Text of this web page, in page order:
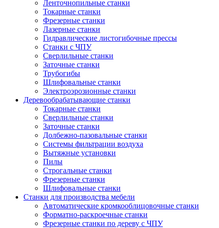
Ленточнопильные станки
Токарные станки
Фрезерные станки
Лазерные станки
Гидравлические листогибочные прессы
Станки с ЧПУ
Сверлильные станки
Заточные станки
Трубогибы
Шлифовальные станки
Электроэрозионные станки
Деревообрабатывающие станки
Токарные станки
Сверлильные станки
Заточные станки
Долбежно-пазовальные станки
Системы фильтрации воздуха
Вытяжные установки
Пилы
Строгальные станки
Фрезерные станки
Шлифовальные станки
Станки для производства мебели
Автоматические кромкооблицовочные станки
Форматно-раскроечные станки
Фрезерные станки по дереву с ЧПУ